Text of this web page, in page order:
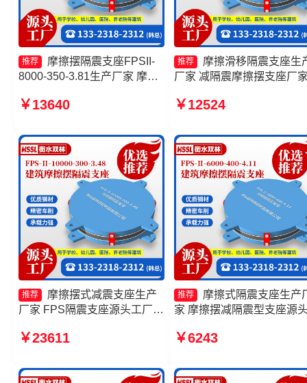
推荐
摩擦摆隔震支座FPSII-
8000-350-3.81生产厂家 摩擦
摩擦摆减隔震球形支座源头工
3000-350-3.81源头工厂
￥13640
推荐
摩擦滑移隔震支座生
厂家 减隔震摩擦摆支座厂
300-3.48源头工厂 摩擦摆
￥12524
推荐
摩擦摆式减震支座生产
厂家 FPS隔震支座源头工厂
400-4.11厂家 摩擦摆隔震支座
￥23611
推荐
摩擦式隔震支座生产
家 摩擦摆减隔震型支座源
厂 摩擦摆隔震支座FPSII-
￥6243